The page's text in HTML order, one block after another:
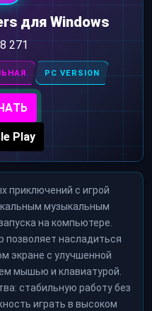
для Windows
8 271
PC VERSION
Play
приключений с игрой
музыкальным
на компьютере.
позволяет насладиться
экране с улучшенной
мышью и клавиатурой.
стабильную работу без
играть в высоком